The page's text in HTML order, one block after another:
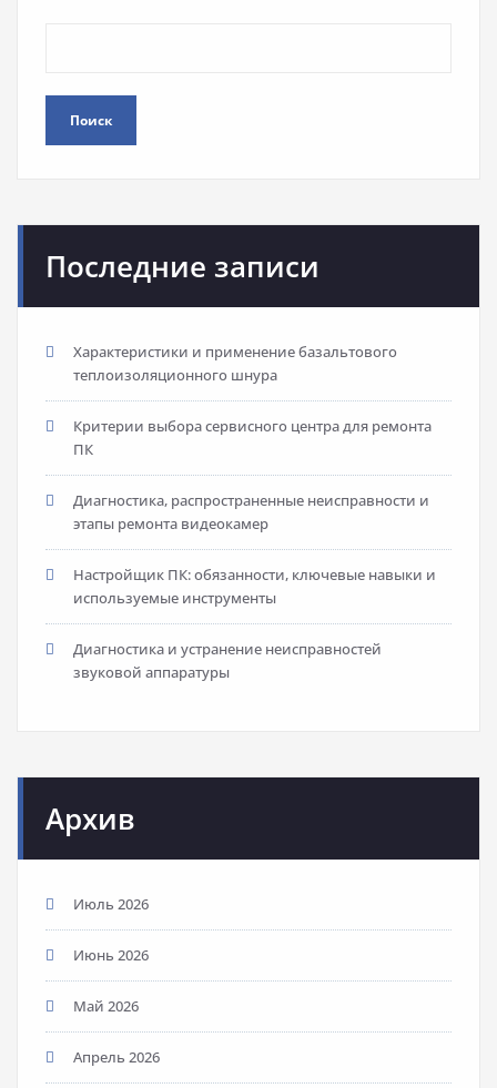
Поиск
Последние записи
Характеристики и применение базальтового
теплоизоляционного шнура
Критерии выбора сервисного центра для ремонта
ПК
Диагностика, распространенные неисправности и
этапы ремонта видеокамер
Настройщик ПК: обязанности, ключевые навыки и
используемые инструменты
Диагностика и устранение неисправностей
звуковой аппаратуры
Архив
Июль 2026
Июнь 2026
Май 2026
Апрель 2026